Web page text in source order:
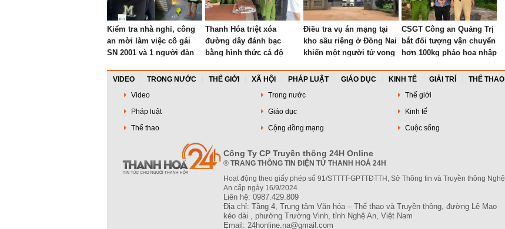
Kiểm tra nhà nghỉ, công
an mời làm việc cô gái
SN 2001 và 1 người đàn
Thanh Hóa triệt xóa
đường dây đánh bạc
bằng hình thức cá độ
Điều tra vụ án mạng tại
kho sầu riêng ở Đồng Nai
khiến một người tử vong
CSGT Công an Quảng Trị
bắt đối tượng vận chuyển
hơn 100kg pháo hoa nhập
VIDEO TRONG NƯỚC THẾ GIỚI XÃ HỘI PHÁP LUẬT GIÁO DỤC KINH TẾ GIẢI TRÍ THỂ THAO
Video
Trong nước Thế giới
Pháp luật
Giáo dục Kinh tế
Thể thao
Cộng đồng mạng Cuộc sống
Công Ty CP Truyền thông 24H Online
® TRANG THÔNG TIN ĐIỆN TỬ THANH HOÁ 24H
Hoạt động theo giấy phép số 91/STTTT-GPTTĐTTH, Sở Thông tin và Truyền thông Nghệ
An cấp ngày 16/9/2024
Liên hệ: 0987.429.809
Địa chỉ: Tầng 4, Trung tâm Văn hóa – Thể thao và Truyền thông, đường Lê Mao
kéo dài , phường Trường Vinh, tỉnh Nghệ An, Việt Nam
Email: 24honline.na@gmail.com